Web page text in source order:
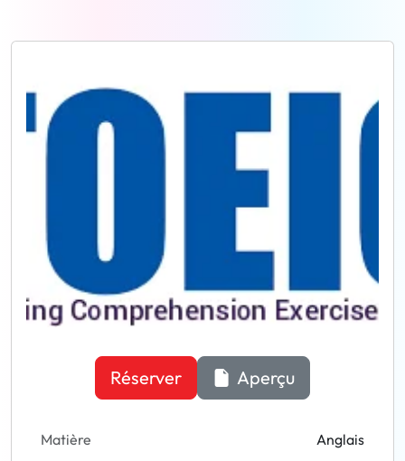
Réserver Aperçu
Matière Anglais